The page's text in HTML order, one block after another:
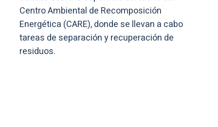
Centro Ambiental de Recomposición
Energética (CARE), donde se llevan a cabo
tareas de separación y recuperación de
residuos.